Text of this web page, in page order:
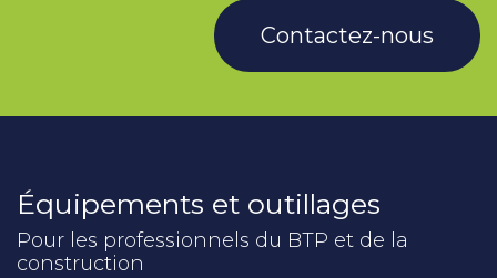
Contactez-nous
Équipements et outillages
Pour les professionnels du BTP et de la
construction